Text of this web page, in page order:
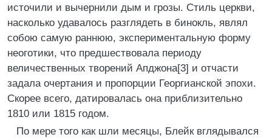
источили и вычернили дым и грозы. Стиль церкви,
насколько удавалось разглядеть в бинокль, являл
собою самую раннюю, экспериментальную форму
неоготики, что предшествовала периоду
величественных творений Апджона[3] и отчасти
задала очертания и пропорции Георгианской эпохи.
Скорее всего, датировалась она приблизительно
1810 или 1815 годом.
По мере того как шли месяцы, Блейк вглядывался